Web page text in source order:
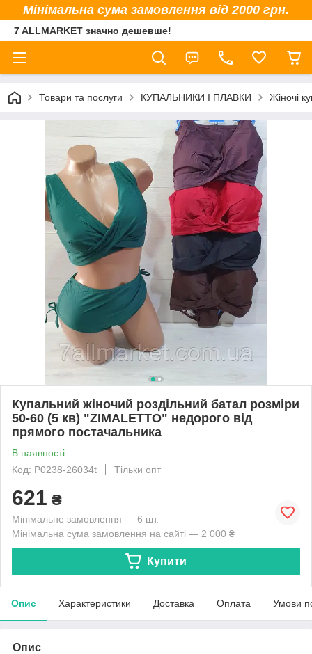
Мінімальна сума замовлення від 2000 грн.
7 ALLMARKET значно дешевше!
Товари та послуги КУПАЛЬНИКИ І ПЛАВКИ Жіночі
Купальний жіночий роздільний батал розміри
50-60 (5 кв) "ZIMALETTO" недорого від
прямого постачальника
В наявності
Код: P0238-26034t
Тільки опт
621 ₴
Мінімальне замовлення — 6 шт.
Мінімальна сума замовлення на сайті — 2 000 ₴
Купити
Опис Характеристики Доставка Оплата Умови
Опис